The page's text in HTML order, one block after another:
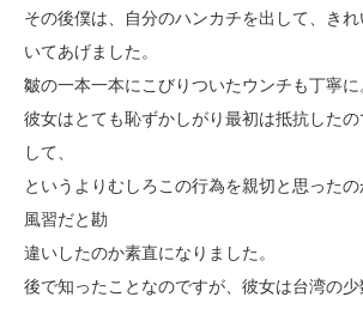
その後僕は、自分のハンカチを出して、き
いてあげました。
皺の一本一本にこびりついたウンチも丁寧に
彼女はとても恥ずかしがり最初は抵抗した
して、
というよりむしろこの行為を親切と思った
風習だと勘
違いしたのか素直になりました。
後で知ったことなのですが、彼女は台湾の